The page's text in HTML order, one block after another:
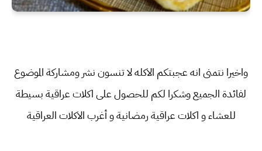
واخيرا نتمنى انه عجبتكم الاكله لا تنسون نشر ومشاركة الموضوع
لفائدة الجميع وشكرا لكم للحصول على اكلات عراقية بسيطة
للعشاء و اكلات عراقية رمضانية و أغرب الاكلات العراقية